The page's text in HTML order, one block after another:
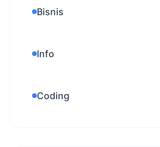
Bisnis
Info
Coding